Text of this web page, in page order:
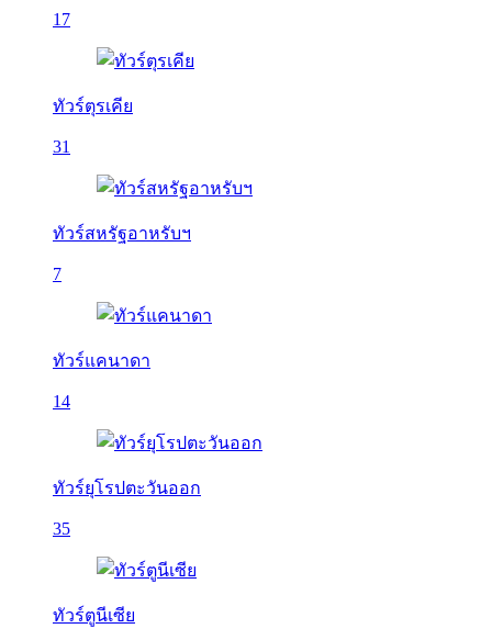
17
ทัวร์ตุรเคีย
31
ทัวร์สหรัฐอาหรับฯ
7
ทัวร์แคนาดา
14
ทัวร์ยุโรปตะวันออก
35
ทัวร์ตูนีเซีย